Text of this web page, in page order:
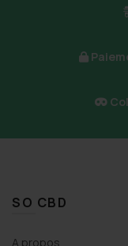
SO CBD
A propos